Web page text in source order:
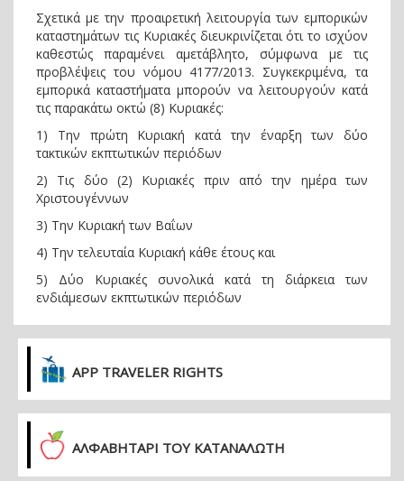
Σχετικά με την προαιρετική λειτουργία των εμπορικών
καταστημάτων τις Κυριακές διευκρινίζεται ότι το ισχύον
καθεστώς παραμένει αμετάβλητο, σύμφωνα με τις
προβλέψεις του νόμου 4177/2013. Συγκεκριμένα, τα
εμπορικά καταστήματα μπορούν να λειτουργούν κατά
τις παρακάτω οκτώ (8) Κυριακές:
1) Την πρώτη Κυριακή κατά την έναρξη των δύο
τακτικών εκπτωτικών περιόδων
2) Τις δύο (2) Κυριακές πριν από την ημέρα των
Χριστουγέννων
3) Την Κυριακή των Βαΐων
4) Την τελευταία Κυριακή κάθε έτους και
5) Δύο Κυριακές συνολικά κατά τη διάρκεια των
ενδιάμεσων εκπτωτικών περιόδων
APP TRAVELER RIGHTS
ΑΛΦΑΒΗΤΑΡΙ ΤΟΥ ΚΑΤΑΝΑΛΩΤΗ